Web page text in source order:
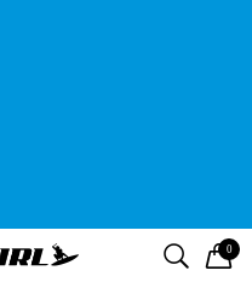
검색
0